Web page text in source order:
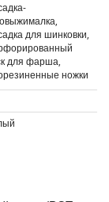
для шинковки,
для фарша,
ножки